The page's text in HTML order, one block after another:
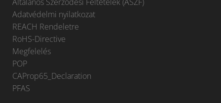
Adatvédelmi nyilatkozat
REACH Rendeletre
RoHS-Directive
Megfelelés
POP
CAProp65_Declaration
PFAS